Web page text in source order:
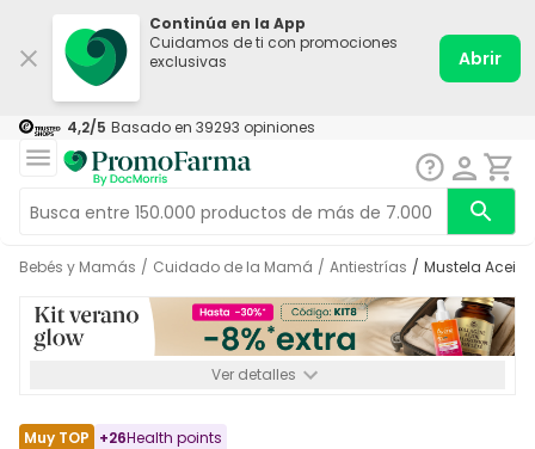
Continúa en la App
Cuidamos de ti con promociones
exclusivas
Abrir
4,2/5 Basado en 39293 opiniones
Bebés y Mamás / Cuidado de la Mamá / Antiestrías / Mustela
Ver detalles
acumulable.
Muy TOP +26Health points